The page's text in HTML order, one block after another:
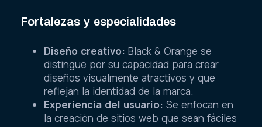
Fortalezas y especialidades
Diseño creativo: Black & Orange se
distingue por su capacidad para crear
diseños visualmente atractivos y que
reflejan la identidad de la marca.
Experiencia del usuario: Se enfocan en
la creación de sitios web que sean fáciles